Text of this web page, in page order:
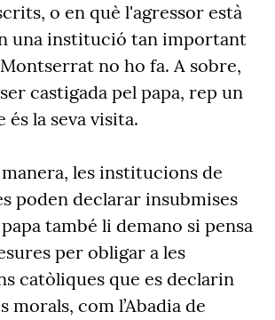
o en què l'agressor està
una institució tan important
no ho fa. A sobre,
castigada pel papa, rep un
és la seva visita.
les institucions de
poden declarar insubmises
també li demano si pensa
per obligar a les
catòliques que es declarin
morals, com l’Abadia de